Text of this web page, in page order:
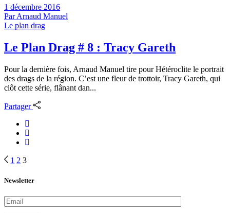
1 décembre 2016
ParArnaud Manuel
Le plan drag
Le Plan Drag # 8 : Tracy Gareth
Pour la dernière fois, Arnaud Manuel tire pour Hétéroclite le portrait
des drags de la région. C’est une fleur de trottoir, Tracy Gareth, qui
clôt cette série, flânant dan...
Partager
Navigation
des
1 2 3
Newsletter